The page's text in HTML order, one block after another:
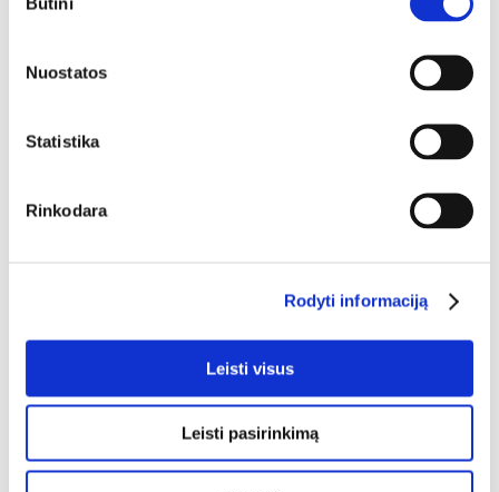
pasirinkimas
Nuostatos
Statistika
Rinkodara
Rodyti informaciją
Leisti visus
Leisti pasirinkimą